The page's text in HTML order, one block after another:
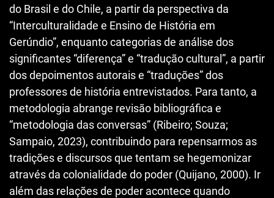
do Brasil e do Chile, a partir da perspectiva da
“Interculturalidade e Ensino de História em
Gerúndio”, enquanto categorias de análise dos
significantes “diferença” e “tradução cultural”, a partir
dos depoimentos autorais e “traduções” dos
professores de história entrevistados. Para tanto, a
metodologia abrange revisão bibliográfica e
“metodologia das conversas” (Ribeiro; Souza;
Sampaio, 2023), contribuindo para repensarmos as
tradições e discursos que tentam se hegemonizar
através da colonialidade do poder (Quijano, 2000). Ir
além das relações de poder acontece quando